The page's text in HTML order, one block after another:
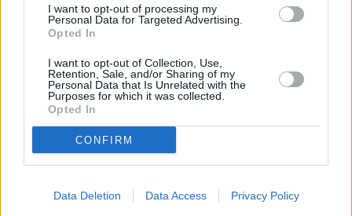
I want to opt-out of processing my
Personal Data for Targeted Advertising.
Opted In
I want to opt-out of Collection, Use,
Retention, Sale, and/or Sharing of my
Personal Data that Is Unrelated with the
Purposes for which it was collected.
Opted In
CONFIRM
Data Deletion Data Access Privacy Policy
και την τιμή προσφοράς (όχι το ποσοστό
έκπτωσης). Προσοχή! Στις προσφορές συχνά
αναγράφεται ότι δεν γίνονται αλλαγές, γι’
αυτό εάν μετανιώσετε, δεν έχετε τη
δυνατότητα αλλαγής.